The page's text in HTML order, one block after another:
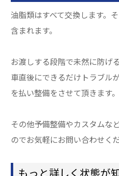
油脂類はすべて交換します。
含まれます。
お渡しする段階で未然に防げ
車直後にできるだけトラブル
を払い整備をさせて頂きます。
その他予備整備やカスタムな
のでお気軽にお問い合わせく
もっと詳しく状態が